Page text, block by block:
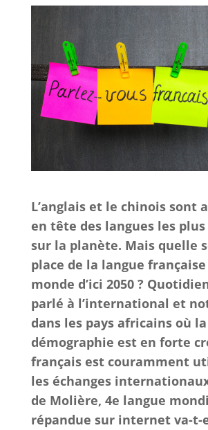
L’anglais et le chinois sont
en tête des langues les
sur la planète. Mais quelle
place de la langue
monde d’ici 2050 ?
parlé à l’international et
dans les pays africains où la
démographie est en forte
français est couramment
les échanges
de Molière, 4e langue
répandue sur internet va-t-